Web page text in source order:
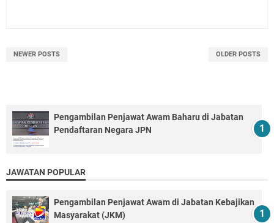
NEWER POSTS OLDER POSTS
Pengambilan Penjawat Awam Baharu di Jabatan
Pendaftaran Negara JPN
JAWATAN POPULAR
Pengambilan Penjawat Awam di Jabatan Kebajikan
Masyarakat (JKM)